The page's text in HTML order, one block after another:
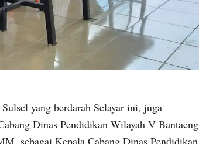
yang berdarah Selayar ini, juga
Dinas Pendidikan Wilayah V Bantaeng
sebagai Kepala Cabang Dinas Pendidikan